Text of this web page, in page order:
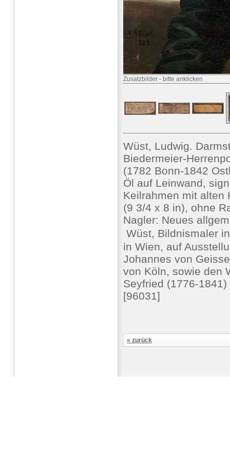
Zusatzbilder - bitte anklicken
Wüst, Ludwig.
Biedermeier-
(1782 Bonn-1842
Öl auf Leinwand,
Keilrahmen mit alten
(9 3/4 x 8 in), ohne
Nagler: Neues
 Wüst, Bildnismaler
in Wien, auf
Johannes von
von Köln, sowie den
Seyfried (1776-1841)
[96031]
« zurück